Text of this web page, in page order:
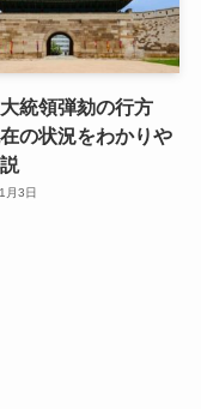
統領弾劾の行方
の状況をわかりや
月3日